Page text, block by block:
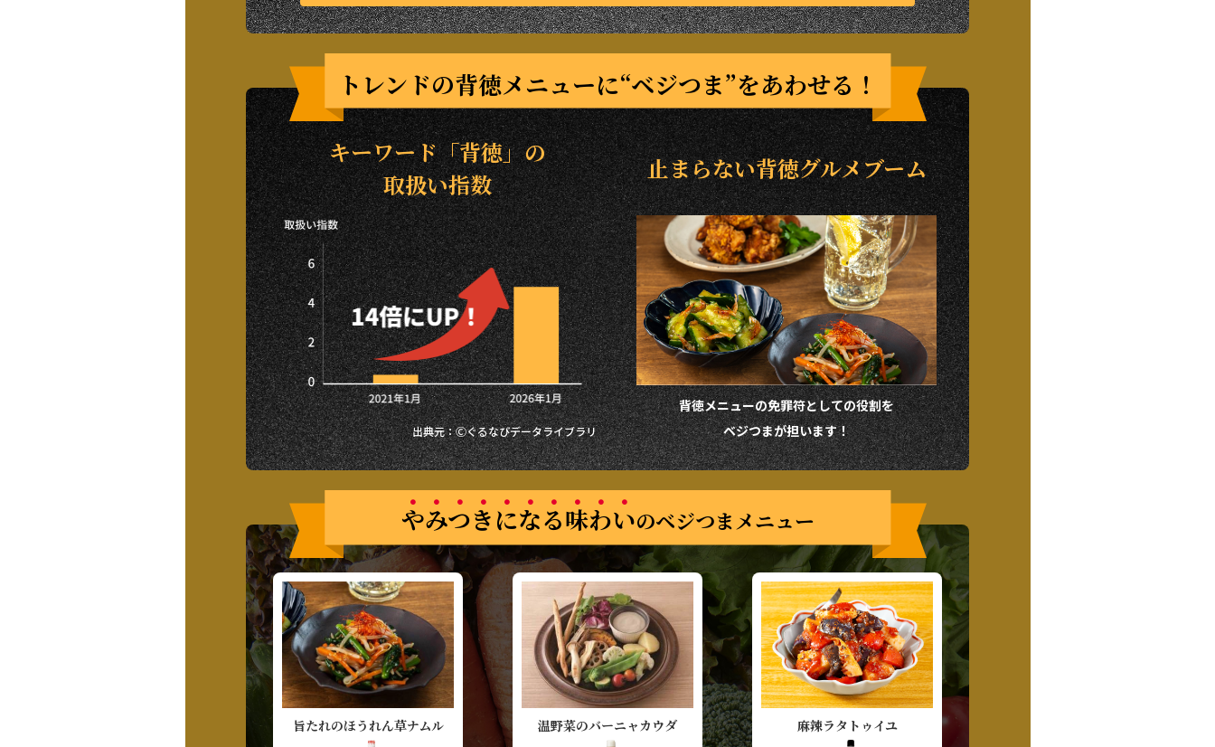
トレンドの背徳メニューに“ベジつま”をあわせる！
キーワード「背徳」の
取扱い指数
出典元：Ⓒぐるなびデータライブラリ
止まらない背徳グルメブーム
背徳メニューの免罪符としての役割を
ベジつまが担います！
やみつきになる味わいのベジつまメニュー
旨たれのほうれん草ナムル 温野菜のバーニャカウダ 麻辣ラタトゥイユ